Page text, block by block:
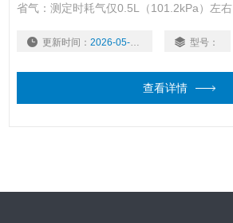
省气：测定时耗气仅0.5L（101.2kPa）左右
更新时间： 2026-05-22 型号：
查看详情